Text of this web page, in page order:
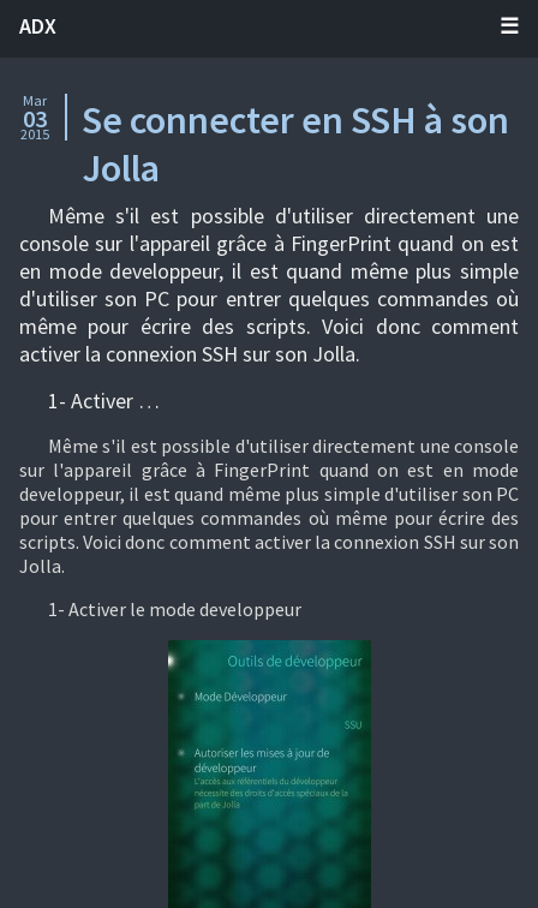
ADX
Mar
03
2015
Se connecter en SSH à son
Jolla
Même s'il est possible d'utiliser directement une
console sur l'appareil grâce à FingerPrint quand on est
en mode developpeur, il est quand même plus simple
d'utiliser son PC pour entrer quelques commandes où
même pour écrire des scripts. Voici donc comment
activer la connexion SSH sur son Jolla.
1- Activer …
Même s'il est possible d'utiliser directement une console
sur l'appareil grâce à FingerPrint quand on est en mode
developpeur, il est quand même plus simple d'utiliser son PC
pour entrer quelques commandes où même pour écrire des
scripts. Voici donc comment activer la connexion SSH sur son
Jolla.
1- Activer le mode developpeur